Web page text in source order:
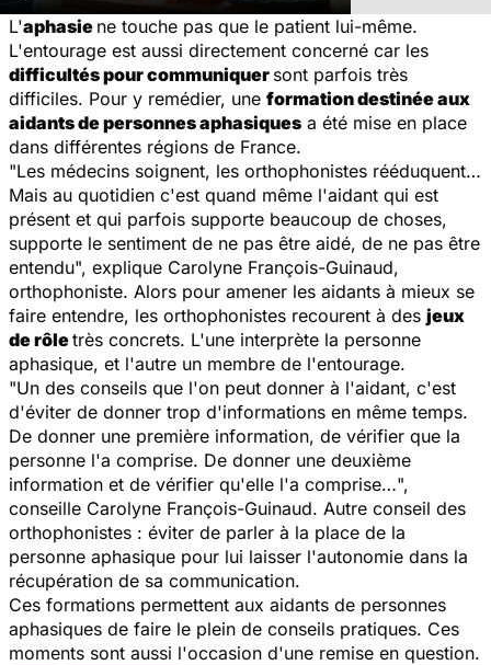
L'aphasie ne touche pas que le patient lui-même.
L'entourage est aussi directement concerné car les
difficultés pour communiquer sont parfois très
difficiles. Pour y remédier, une formation destinée aux
aidants de personnes aphasiques a été mise en place
dans différentes régions de France.
"Les médecins soignent, les orthophonistes rééduquent…
Mais au quotidien c'est quand même l'aidant qui est
présent et qui parfois supporte beaucoup de choses,
supporte le sentiment de ne pas être aidé, de ne pas être
entendu", explique Carolyne François-Guinaud,
orthophoniste. Alors pour amener les aidants à mieux se
faire entendre, les orthophonistes recourent à des jeux
de rôletrès concrets. L'une interprète la personne
aphasique, et l'autre un membre de l'entourage.
"Un des conseils que l'on peut donner à l'aidant, c'est
d'éviter de donner trop d'informations en même temps.
De donner une première information, de vérifier que la
personne l'a comprise. De donner une deuxième
information et de vérifier qu'elle l'a comprise…",
conseille Carolyne François-Guinaud. Autre conseil des
orthophonistes : éviter de parler à la place de la
personne aphasique pour lui laisser l'autonomie dans la
récupération de sa communication.
Ces formations permettent aux aidants de personnes
aphasiques de faire le plein de conseils pratiques. Ces
moments sont aussi l'occasion d'une remise en question.